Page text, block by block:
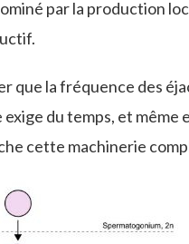
par la production
que la fréquence des
du temps, et même
cette machinerie